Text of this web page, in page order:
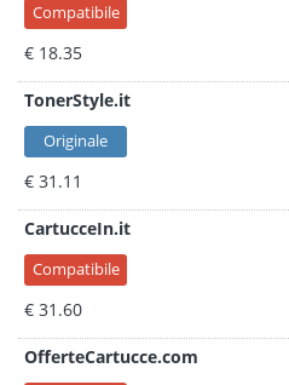
Compatibile
€ 18.35
TonerStyle.it
Originale
€ 31.11
CartucceIn.it
Compatibile
€ 31.60
OfferteCartucce.com